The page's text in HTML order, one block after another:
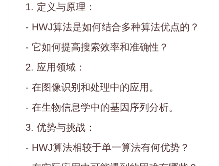
1. 定义与原理：
- HWJ算法是如何结合多种算法优点的？
- 它如何提高搜索效率和准确性？
2. 应用领域：
- 在图像识别和处理中的应用。
- 在生物信息学中的基因序列分析。
3. 优势与挑战：
- HWJ算法相较于单一算法有何优势？